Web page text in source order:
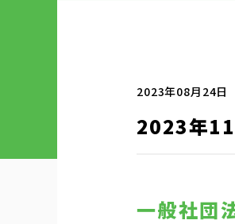
2023年08月24日
2023年
一般社団